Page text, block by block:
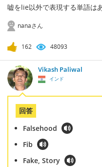
嘘をlie以外で表現する単語は
nanaさん
162 48093
Vikash Paliwal
インド
回答
Falsehood
Fib
Fake, Story